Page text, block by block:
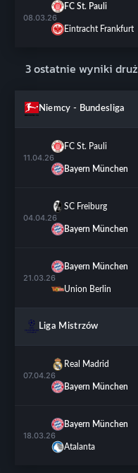
08.03.26
FC St. Pauli
Eintracht Frankfurt
3 ostatnie wyniki
Niemcy - Bundesliga
11.04.26
FC St. Pauli
Bayern München
04.04.26
SC Freiburg
Bayern München
21.03.26
Bayern München
Union Berlin
Liga Mistrzów
07.04.26
Real Madrid
Bayern München
18.03.26
Bayern München
Atalanta